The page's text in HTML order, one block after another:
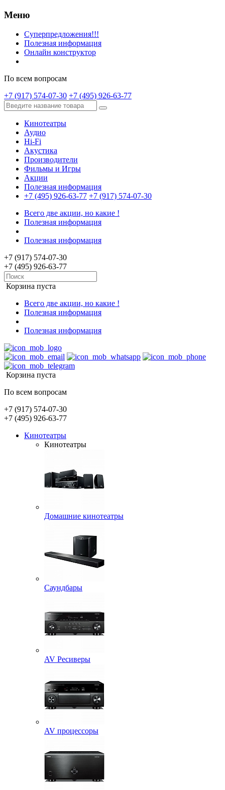
Меню
Суперпредложения!!!
Полезная информация
Онлайн конструктор
По всем вопросам
+7 (917) 574-07-30 +7 (495) 926-63-77
Кинотеатры
Аудио
Hi-Fi
Акустика
Производители
Фильмы и Игры
Акции
Полезная информация
+7 (495) 926-63-77 +7 (917) 574-07-30
Всего две акции, но какие !
Полезная информация
Полезная информация
+7 (917) 574-07-30
+7 (495) 926-63-77
Корзина пуста
Всего две акции, но какие !
Полезная информация
Полезная информация
Корзина пуста
По всем вопросам
+7 (917) 574-07-30
+7 (495) 926-63-77
Кинотеатры
Кинотеатры
Домашние кинотеатры
Саундбары
AV Ресиверы
AV процессоры